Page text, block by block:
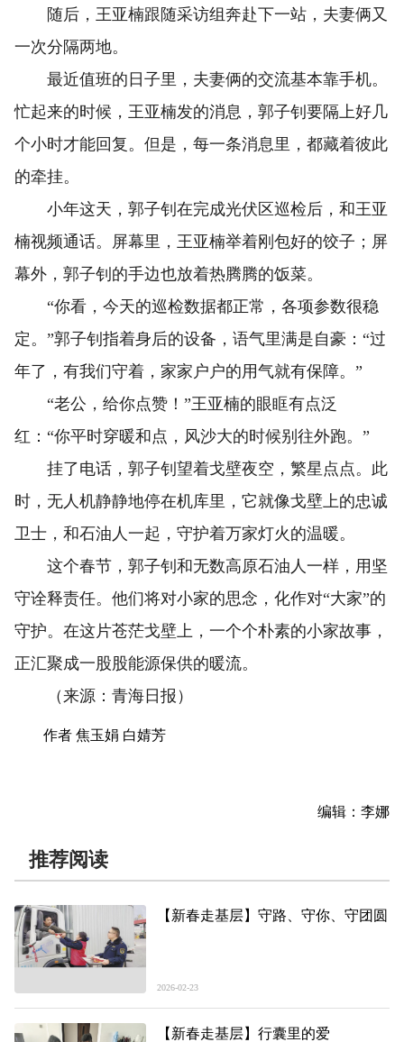
随后，王亚楠跟随采访组奔赴下一站，夫妻俩又
一次分隔两地。
最近值班的日子里，夫妻俩的交流基本靠手机。
忙起来的时候，王亚楠发的消息，郭子钊要隔上好几
个小时才能回复。但是，每一条消息里，都藏着彼此
的牵挂。
小年这天，郭子钊在完成光伏区巡检后，和王亚
楠视频通话。屏幕里，王亚楠举着刚包好的饺子；屏
幕外，郭子钊的手边也放着热腾腾的饭菜。
“你看，今天的巡检数据都正常，各项参数很稳
定。”郭子钊指着身后的设备，语气里满是自豪：“过
年了，有我们守着，家家户户的用气就有保障。”
“老公，给你点赞！”王亚楠的眼眶有点泛
红：“你平时穿暖和点，风沙大的时候别往外跑。”
挂了电话，郭子钊望着戈壁夜空，繁星点点。此
时，无人机静静地停在机库里，它就像戈壁上的忠诚
卫士，和石油人一起，守护着万家灯火的温暖。
这个春节，郭子钊和无数高原石油人一样，用坚
守诠释责任。他们将对小家的思念，化作对“大家”的
守护。在这片苍茫戈壁上，一个个朴素的小家故事，
正汇聚成一股股能源保供的暖流。
（来源：青海日报）
作者 焦玉娟 白婧芳
编辑：李娜
推荐阅读
【新春走基层】守路、守你、守团圆
2026-02-23
【新春走基层】行囊里的爱